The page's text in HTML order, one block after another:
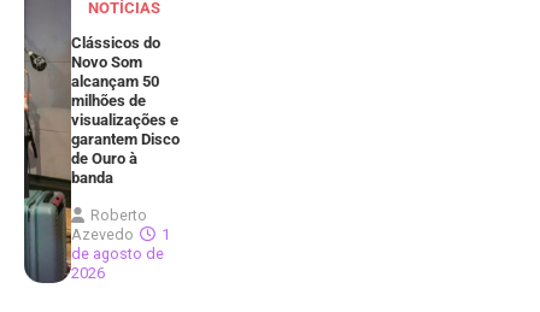
NOTÍCIAS
Clássicos do
Novo Som
alcançam 50
milhões de
visualizações e
garantem Disco
de Ouro à
banda
Roberto
Azevedo
1
de agosto de
2026